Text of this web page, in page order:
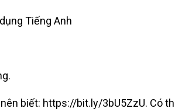
Tiếng Anh
biết: https://bit.ly/3bU5ZzU. Có